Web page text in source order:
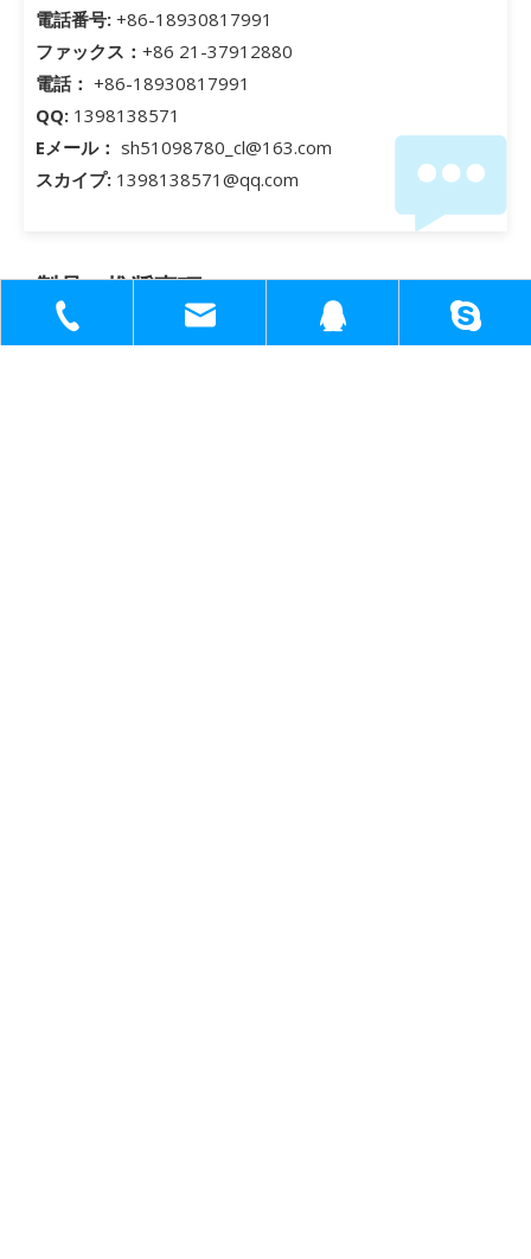
電話番号: +86-18930817991
ファックス： +86 21-37912880
電話： +86-18930817991
QQ: 1398138571
Eメール： sh51098780_cl@163.com
スカイプ: 1398138571@qq.com
製品の推奨事項